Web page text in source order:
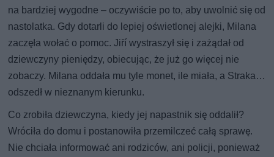
na bardziej wygodne – oczywiście po to, aby uwolnić się od
nastolatka. Gdy dotarli do lepiej oświetlonej alejki, Milana
zaczęła wołać o pomoc. Jiří wystraszył się i zażądał od
dziewczyny pieniędzy, obiecując, że już go więcej nie
zobaczy. Milana oddała mu tyle monet, ile miała, a Straka…
odszedł w nieznanym kierunku.
Co zrobiła dziewczyna, kiedy jej napastnik się oddalił?
Wróciła do domu i postanowiła przemilczeć całą sprawę.
Nie chciała informować ani rodziców, ani policji, ponieważ